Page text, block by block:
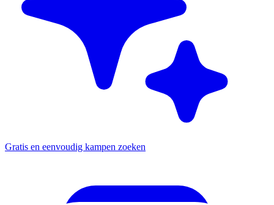
Gratis en eenvoudig kampen zoeken